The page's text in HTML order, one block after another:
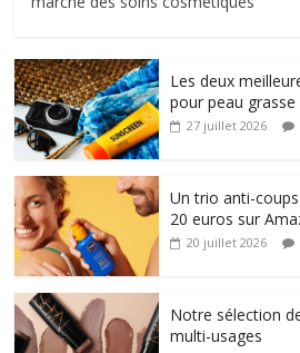
Les deux
pour peau grasse
27 juillet 2026
Un trio anti-
20 euros sur
20 juillet 2026
Notre sélection
multi-usages